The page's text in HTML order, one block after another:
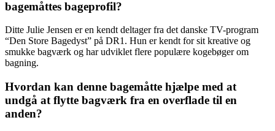
bagemåttes bageprofil?
Ditte Julie Jensen er en kendt deltager fra det danske TV-program
“Den Store Bagedyst” på DR1. Hun er kendt for sit kreative og
smukke bagværk og har udviklet flere populære kogebøger om
bagning.
Hvordan kan denne bagemåtte hjælpe med at
undgå at flytte bagværk fra en overflade til en
anden?